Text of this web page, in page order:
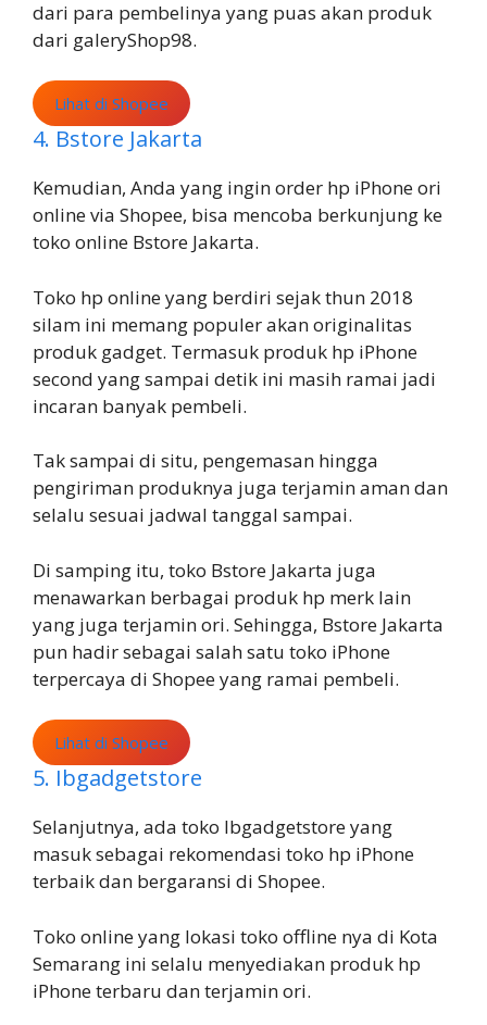
dari para pembelinya yang puas akan produk
dari galeryShop98.
Lihat di Shopee
4. Bstore Jakarta
Kemudian, Anda yang ingin order hp iPhone ori
online via Shopee, bisa mencoba berkunjung ke
toko online Bstore Jakarta.
Toko hp online yang berdiri sejak thun 2018
silam ini memang populer akan originalitas
produk gadget. Termasuk produk hp iPhone
second yang sampai detik ini masih ramai jadi
incaran banyak pembeli.
Tak sampai di situ, pengemasan hingga
pengiriman produknya juga terjamin aman dan
selalu sesuai jadwal tanggal sampai.
Di samping itu, toko Bstore Jakarta juga
menawarkan berbagai produk hp merk lain
yang juga terjamin ori. Sehingga, Bstore Jakarta
pun hadir sebagai salah satu toko iPhone
terpercaya di Shopee yang ramai pembeli.
Lihat di Shopee
5. Ibgadgetstore
Selanjutnya, ada toko Ibgadgetstore yang
masuk sebagai rekomendasi toko hp iPhone
terbaik dan bergaransi di Shopee.
Toko online yang lokasi toko offline nya di Kota
Semarang ini selalu menyediakan produk hp
iPhone terbaru dan terjamin ori.